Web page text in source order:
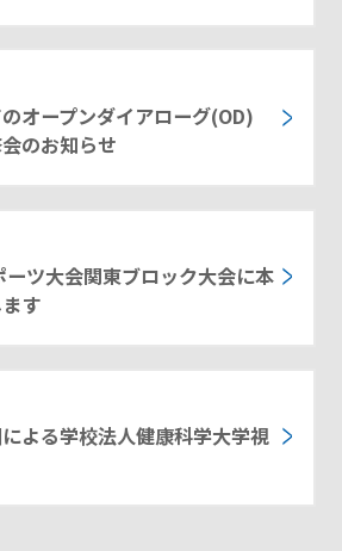
オープンダイアローグ(OD)
のお知らせ
ツ大会関東ブロック大会に本
す
よる学校法人健康科学大学視